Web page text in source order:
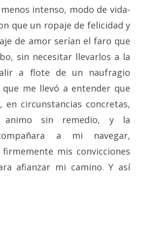
intenso, modo de vida-
que un ropaje de felicidad y
de amor serían el faro que
sin necesitar llevarlos a la
a flote de un naufragio
que me llevó a entender que
en circunstancias concretas,
animo sin remedio, y la
a mi navegar,
mis convicciones
afianzar mi camino. Y así